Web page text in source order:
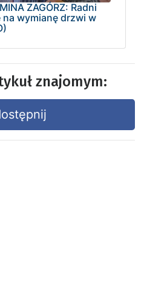
ZAGÓRZ: Radni
na wymianę drzwi w
znajomym: